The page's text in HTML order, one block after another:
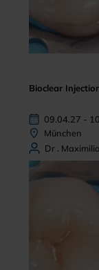
Bioclear
09.04.27 -
München
Dr .